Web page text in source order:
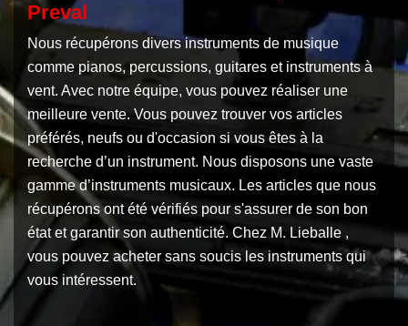
Preval
Nous récupérons divers instruments de musique
comme pianos, percussions, guitares et instruments à
vent. Avec notre équipe, vous pouvez réaliser une
meilleure vente. Vous pouvez trouver vos articles
préférés, neufs ou d'occasion si vous êtes à la
recherche d’un instrument. Nous disposons une vaste
gamme d’instruments musicaux. Les articles que nous
récupérons ont été vérifiés pour s'assurer de son bon
état et garantir son authenticité. Chez M. Lieballe ,
vous pouvez acheter sans soucis les instruments qui
vous intéressent.